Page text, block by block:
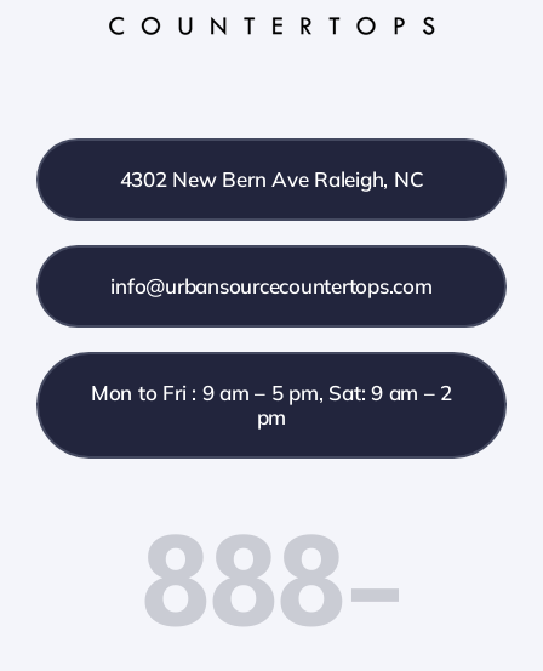
4302 New Bern Ave Raleigh, NC
info@urbansourcecountertops.com
Mon to Fri : 9 am – 5 pm, Sat: 9 am – 2
pm
888-